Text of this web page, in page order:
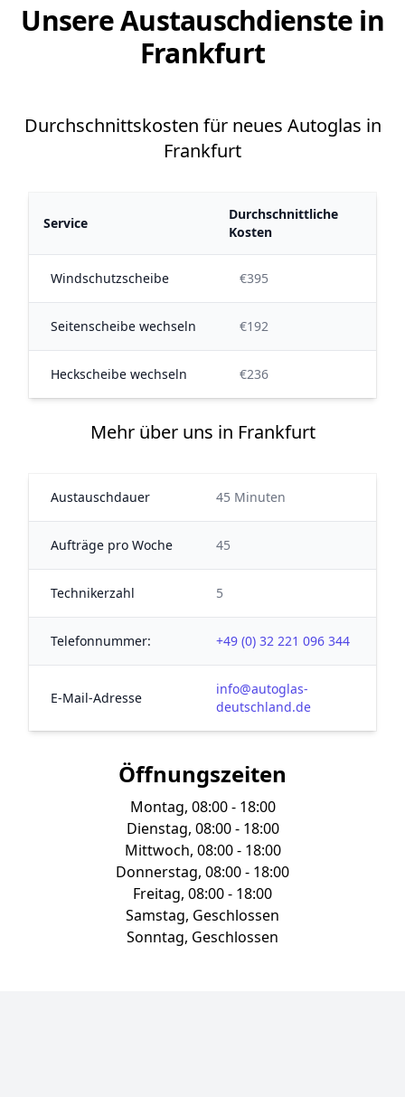
Unsere Austauschdienste in
Frankfurt
Durchschnittskosten für neues Autoglas in
Frankfurt
Service
Durchschnittliche
Kosten
Windschutzscheibe €395
Seitenscheibe wechseln €192
Heckscheibe wechseln €236
Mehr über uns in Frankfurt
Austauschdauer 45 Minuten
Aufträge pro Woche 45
Technikerzahl 5
Telefonnummer: +49 (0) 32 221 096 344
E-Mail-Adresse
info@autoglas-
deutschland.de
Öffnungszeiten
Montag, 08:00 - 18:00
Dienstag, 08:00 - 18:00
Mittwoch, 08:00 - 18:00
Donnerstag, 08:00 - 18:00
Freitag, 08:00 - 18:00
Samstag, Geschlossen
Sonntag, Geschlossen